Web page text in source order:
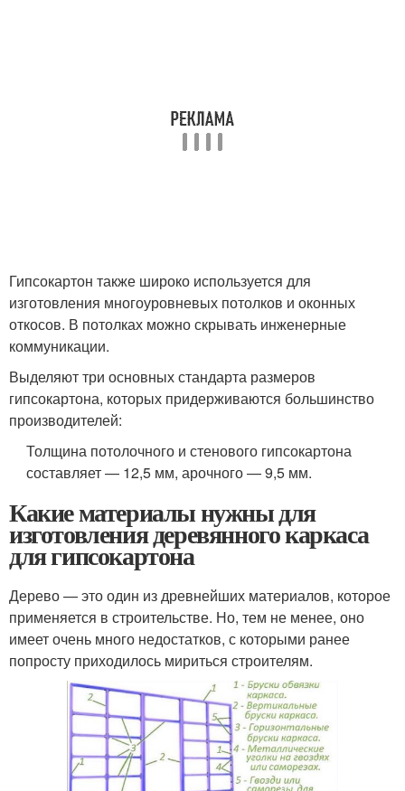
Гипсокартон также широко используется для
изготовления многоуровневых потолков и оконных
откосов. В потолках можно скрывать инженерные
коммуникации.
Выделяют три основных стандарта размеров
гипсокартона, которых придерживаются большинство
производителей:
Толщина потолочного и стенового гипсокартона
составляет — 12,5 мм, арочного — 9,5 мм.
Какие материалы нужны для
изготовления деревянного каркаса
для гипсокартона
Дерево — это один из древнейших материалов, которое
применяется в строительстве. Но, тем не менее, оно
имеет очень много недостатков, с которыми ранее
попросту приходилось мириться строителям.